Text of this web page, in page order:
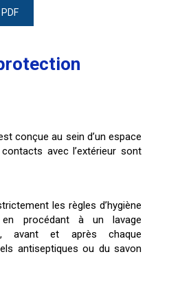
conçue au sein d’un espace
avec l’extérieur sont
les règles d’hygiène
procédant à un lavage
avant et après chaque
antiseptiques ou du savon